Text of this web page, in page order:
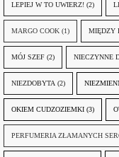
LEPIEJ W TO UWIERZ! (2)
MARGO COOK (1) MIĘDZY
MÓJ SZEF (2) NIECZYNNE
NIEZDOBYTA (2)
OKIEM CUDZOZIEMKI (3)
PERFUMERIA ZŁAMANYCH